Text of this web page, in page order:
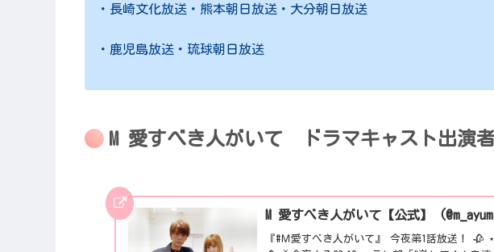
・長崎文化放送・熊本朝日放送・大分朝日放送
・鹿児島放送・琉球朝日放送
M 愛すべき人がいて ドラマキャスト出演
M 愛すべき人がいて【公式】
『#Ｍ愛すべき人がいて』 今夜第1話放送